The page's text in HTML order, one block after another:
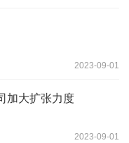
2023-09-01
加大扩张力度
2023-09-01